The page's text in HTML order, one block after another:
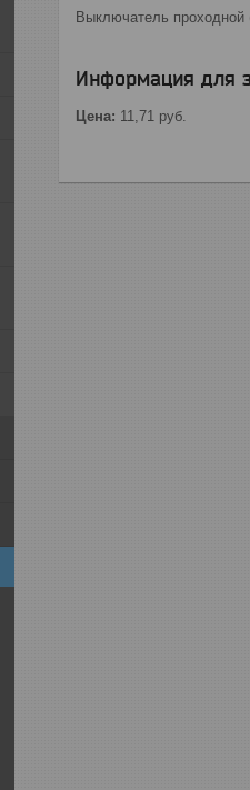
Выключатель
Информация для
Цена: 11,71 руб.